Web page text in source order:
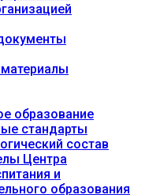
образование
стандарты
состав
Центра
и
образования